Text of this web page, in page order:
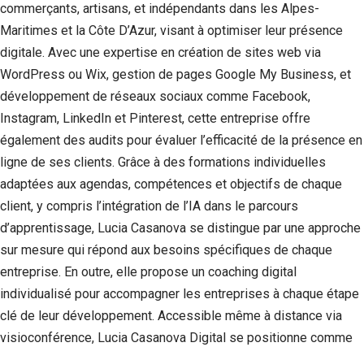
commerçants, artisans, et indépendants dans les Alpes-
Maritimes et la Côte D’Azur, visant à optimiser leur présence
digitale. Avec une expertise en création de sites web via
WordPress ou Wix, gestion de pages Google My Business, et
développement de réseaux sociaux comme Facebook,
Instagram, LinkedIn et Pinterest, cette entreprise offre
également des audits pour évaluer l’efficacité de la présence en
ligne de ses clients. Grâce à des formations individuelles
adaptées aux agendas, compétences et objectifs de chaque
client, y compris l’intégration de l’IA dans le parcours
d’apprentissage, Lucia Casanova se distingue par une approche
sur mesure qui répond aux besoins spécifiques de chaque
entreprise. En outre, elle propose un coaching digital
individualisé pour accompagner les entreprises à chaque étape
clé de leur développement. Accessible même à distance via
visioconférence, Lucia Casanova Digital se positionne comme